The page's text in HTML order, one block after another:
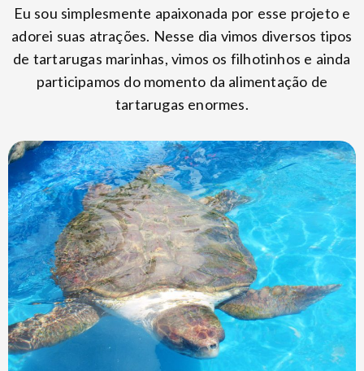
Eu sou simplesmente apaixonada por esse projeto e
adorei suas atrações. Nesse dia vimos diversos tipos
de tartarugas marinhas, vimos os filhotinhos e ainda
participamos do momento da alimentação de
tartarugas enormes.